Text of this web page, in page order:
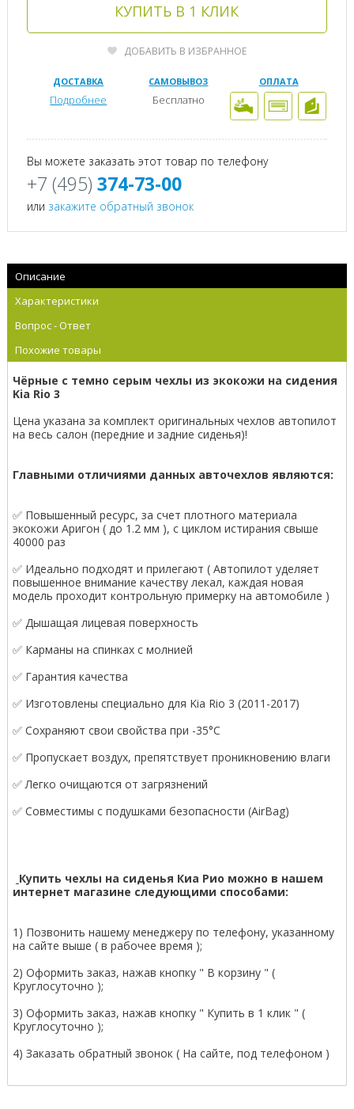
КУПИТЬ В 1 КЛИК
ДОБАВИТЬ В ИЗБРАННОЕ
ДОСТАВКА
Подробнее
САМОВЫВОЗ
Бесплатно
ОПЛАТА
Вы можете заказать этот товар по телефону
+7 (495) 374-73-00
или закажите обратный звонок
Описание
Характеристики
Вопрос - Ответ
Похожие товары
Чёрные с темно серым чехлы из экокожи на сидения
Kia Rio 3
Цена указана за комплект оригинальных чехлов автопилот
на весь салон (передние и задние сиденья)!
Главными отличиями данных авточехлов являются:
✅ Повышенный ресурс, за счет плотного материала
экокожи Аригон ( до 1.2 мм ), с циклом истирания свыше
40000 раз
✅ Идеально подходят и прилегают ( Автопилот уделяет
повышенное внимание качеству лекал, каждая новая
модель проходит контрольную примерку на автомобиле )
✅ Дышащая лицевая поверхность
✅ Карманы на спинках с молнией
✅ Гарантия качества
✅ Изготовлены специально для Kia Rio 3 (2011-2017)
✅ Сохраняют свои свойства при -35°С
✅ Пропускает воздух, препятствует проникновению влаги
✅ Легко очищаются от загрязнений
✅ Совместимы с подушками безопасности (AirBag)
Купить чехлы на сиденья Киа Рио можно в нашем
интернет магазине следующими способами:
1) Позвонить нашему менеджеру по телефону, указанному
на сайте выше ( в рабочее время );
2) Оформить заказ, нажав кнопку " В корзину " (
Круглосуточно );
3) Оформить заказ, нажав кнопку " Купить в 1 клик " (
Круглосуточно );
4) Заказать обратный звонок ( На сайте, под телефоном )